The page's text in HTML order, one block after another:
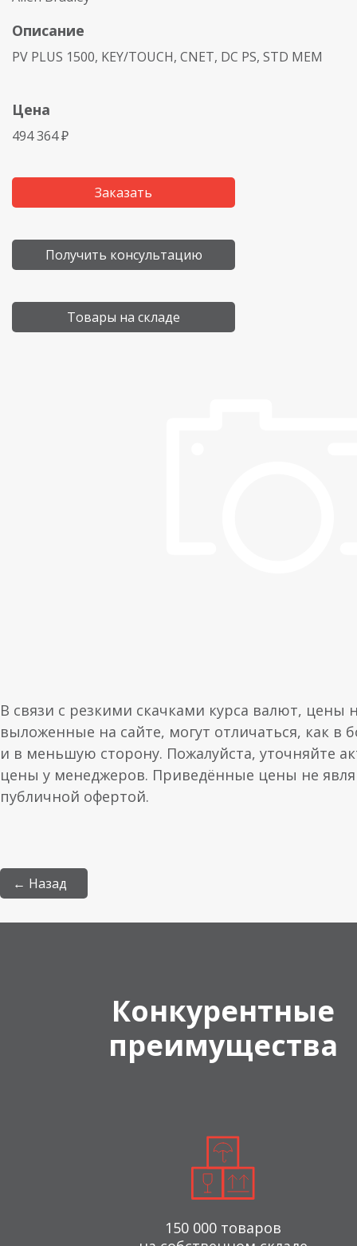
Описание
PV PLUS 1500, KEY/TOUCH, CNET, DC PS, STD MEM
Цена
494 364 ₽
Заказать
Получить консультацию
Товары на складе
В связи с резкими скачками курса валют, цены
выложенные на сайте, могут отличаться, как в
и в меньшую сторону. Пожалуйста, уточняйте
цены у менеджеров. Приведённые цены не
публичной офертой.
← Назад
Конкурентные
преимущества
150 000 товаров